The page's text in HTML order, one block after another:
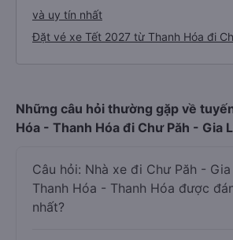
và uy tín nhất
Đặt vé xe Tết 2027 từ Thanh Hóa đi
Những câu hỏi thường gặp về
Hóa - Thanh Hóa đi Chư Păh - Gia
Câu hỏi: Nhà xe đi Chư Păh -
Thanh Hóa - Thanh Hóa được
nhất?